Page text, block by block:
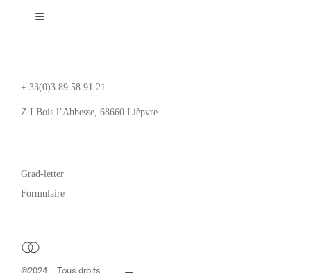
Toggle
Ressources
+ 33(0)3 89 58 91 21
Z.I Bois l’Abbesse, 68660 Lièpvre
Grad-letter
Formulaire
©2024 Tous droits